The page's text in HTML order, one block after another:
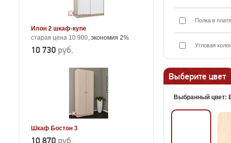
Илон 2 шкаф-купе
старая цена 10 900, экономия 2%
10 730 руб.
Шкаф Бостон 3
10 870 руб.
Полка в
Угловая
Выберите цвет
Выбранный цвет: